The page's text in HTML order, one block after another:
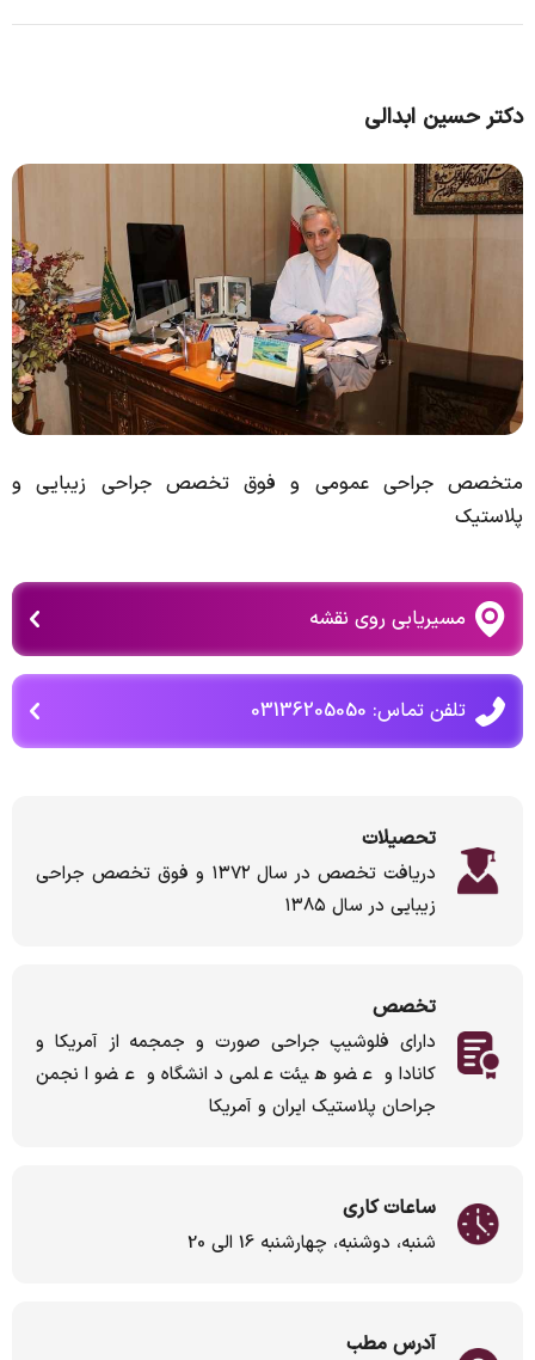
دکتر حسین ابدالی
متخصص جراحی عمومی و فوق تخصص جراحی زیبایی و
پلاستیک
مسیریابی روی نقشه
تلفن تماس: 03136205050
تحصیلات
دریافت تخصص در سال ۱۳۷۲ و فوق تخصص جراحی
زیبایی در سال ۱۳۸۵
تخصص
دارای فلوشیپ جراحی صورت و جمجمه از آمریکا و
کانادا و عضو هیئت علمی دانشگاه و عضو انجمن
جراحان پلاستیک ایران و آمریکا
ساعات کاری
شنبه، دوشنبه، چهارشنبه 16 الی 20
آدرس مطب